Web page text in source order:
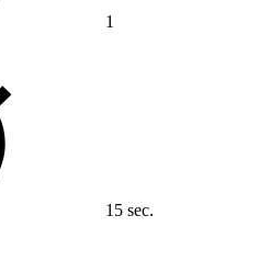
1
15 sec.